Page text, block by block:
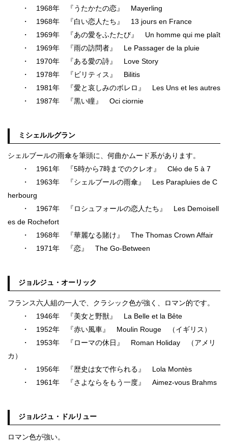
・ 1968年 『うたかたの恋』 Mayerling
・ 1968年 『白い恋人たち』 13 jours en France
・ 1969年 『あの愛をふたたび』 Un homme qui me plaît
・ 1969年 『雨の訪問者』 Le Passager de la pluie
・ 1970年 『ある愛の詩』 Love Story
・ 1978年 『ビリティス』 Bilitis
・ 1981年 『愛と哀しみのボレロ』 Les Uns et les autres
・ 1987年 『黒い瞳』 Oci ciornie
ミシェルルグラン
シェルブールの雨傘を筆頭に、何曲かムード系があります。
・ 1961年 『5時から7時までのクレオ』 Cléo de 5 à 7
・ 1963年 『シェルブールの雨傘』 Les Parapluies de C
herbourg
・ 1967年 『ロシュフォールの恋人たち』 Les Demoisell
es de Rochefort
・ 1968年 『華麗なる賭け』 The Thomas Crown Affair
・ 1971年 『恋』 The Go-Between
ジョルジュ・オーリック
フランス六人組の一人で、クラシック色が強く、ロマン的です。
・ 1946年 『美女と野獣』 La Belle et la Bête
・ 1952年 『赤い風車』 Moulin Rouge （イギリス）
・ 1953年 『ローマの休日』 Roman Holiday （アメリ
カ）
・ 1956年 『歴史は女で作られる』 Lola Montès
・ 1961年 『さよならをもう一度』 Aimez-vous Brahms
ジョルジュ・ドルリュー
ロマン色が強い。